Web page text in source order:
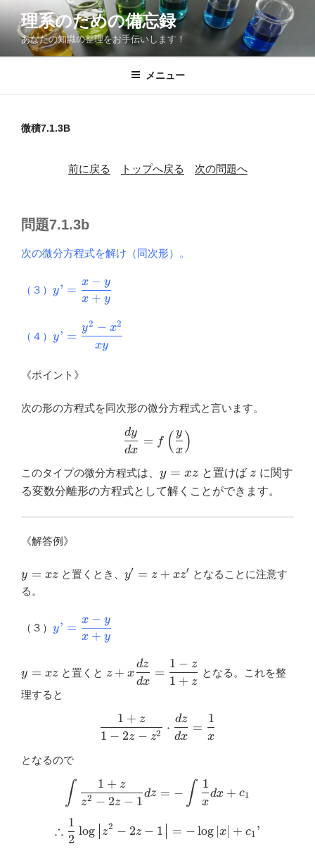
ン
ン
理系のための備忘録
あなたの知識の整理をお手伝いします！
メニュー
微積7.1.3B
前に戻る トップへ戻る 次の問題へ
問題7.1.3b
次の微分方程式を解け（同次形）。
（３） y’=\dfrac{x-
y}{x+y}
y’ =
x + y
x − y
（４）
y’=\dfrac{y^2-
x^2}{xy}
y’ =
xy
y2 − x2
《ポイント》
次の形の方程式を同次形の微分方程式と言います。
dx
dy
= f (x
y )
このタイプの微分方程式は、 y=xz
y = xz と置けば z
z に関す
る変数分離形の方程式として解くことができます。
《解答例》
y=xz
y = xzと置くとき、 y^{\prime}=z+x
y′ = z + xz′ となることに注意す
る。
（３） y’=\dfrac{x-
y}{x+y}
y’ =
x + y
x − y
z
y = xzと置くと
z+x \dfrac{d
z}{d
z}{1+z}
z + x
dx
dz
=
1 + z
1 − z
となる。これを整
理すると
\frac{1+z}{1-2 z-
1 − 2z − z2
1 + z
⋅
dx
dz
=
x
1
となるので
\int \frac{1+z}{z^{2}-2
∫ z2 − 2z − 1
1 + z
dz = − ∫ x
1
dx + c1
\therefore \frac{1}{2} \log
∴ 2
1
log z2 − 2z − 1 = −log ∣x∣ + c1 ’